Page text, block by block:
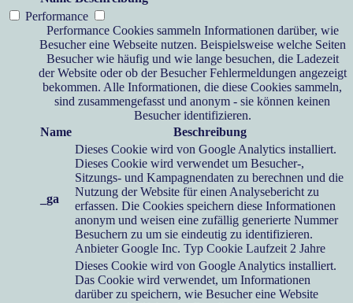
Performance
Performance Cookies sammeln Informationen darüber, wie
Besucher eine Webseite nutzen. Beispielsweise welche Seiten
Besucher wie häufig und wie lange besuchen, die Ladezeit
der Website oder ob der Besucher Fehlermeldungen angezeigt
bekommen. Alle Informationen, die diese Cookies sammeln,
sind zusammengefasst und anonym - sie können keinen
Besucher identifizieren.
Name
Beschreibung
_ga
Dieses Cookie wird von Google Analytics installiert.
Dieses Cookie wird verwendet um Besucher-,
Sitzungs- und Kampagnendaten zu berechnen und die
Nutzung der Website für einen Analysebericht zu
erfassen. Die Cookies speichern diese Informationen
anonym und weisen eine zufällig generierte Nummer
Besuchern zu um sie eindeutig zu identifizieren.
Anbieter Google Inc. Typ Cookie Laufzeit 2 Jahre
Dieses Cookie wird von Google Analytics installiert.
Das Cookie wird verwendet, um Informationen
darüber zu speichern, wie Besucher eine Website